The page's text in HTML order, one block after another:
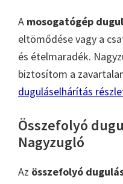
A mosogatógép
eltömődése vagy a
és ételmaradék.
biztosítom a
duguláselhárítás
Összefolyó
Nagyzugló
Az összefolyó